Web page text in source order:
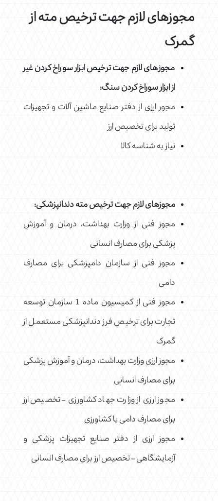
مجوزهای لازم جهت ترخیص مته از
گمرک
مجوزهای لازم جهت ترخیص ابزار سوراخ کردن غیر
از ابزار سوراخ کردن سنگ:
مجور ارزی از دفتر صنایع ماشین آلات و تجهیزات
تولید برای تخصیص ارز
نیاز به شناسه کالا
مجوزهای لازم جهت ترخیص مته دندانپزشکی:
مجوز فنی از وزارت بهداشت، درمان و آموزش
پزشکی برای مصارف انسانی
مجوز فنی از سازمان دامپزشکی برای مصارف
دامی
مجوز فنی از کمیسیون ماده 1 سازمان توسعه
تجارت برای ترخیص فرز دندانپزشکی مستعمل از
گمرک
مجوز ارزی وزارت بهداشت، درمان و آموزش پزشکی
برای مصارف انسانی
مجوز ارزی از وزارت جهاد کشاورزی – تخصیص ارز
برای مصارف دامی یا کشاورزی
مجوز ارزی از دفتر صنایع تجهیزات پزشکی و
آزمایشگاهی – تخصیص ارز برای مصارف انسانی